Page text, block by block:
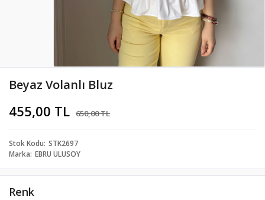
Beyaz Volanlı Bluz
455,00 TL 650,00 TL
Stok Kodu STK2697
Marka EBRU ULUSOY
Renk